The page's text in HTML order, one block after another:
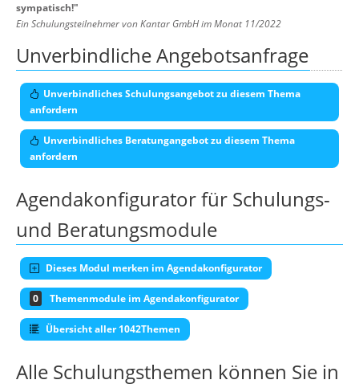
sympatisch!"
Ein Schulungsteilnehmer von Kantar GmbH im Monat 11/2022
Unverbindliche Angebotsanfrage
Unverbindliches Schulungsangebot zu diesem Thema
anfordern
Unverbindliches Beratungangebot zu diesem Thema
anfordern
Agendakonfigurator für Schulungs-
und Beratungsmodule
Dieses Modul merken im Agendakonfigurator
0 Themenmodule im Agendakonfigurator
Übersicht aller 1042Themen
Alle Schulungsthemen können Sie in